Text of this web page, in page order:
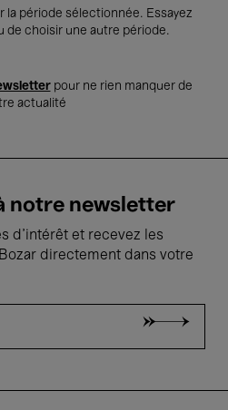
la période sélectionnée. Essayez
de choisir une autre période.
pour ne rien manquer de
actualité
notre newsletter
d'intérêt et recevez les
directement dans votre